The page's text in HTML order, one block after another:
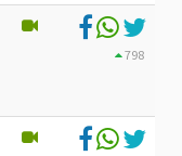
798